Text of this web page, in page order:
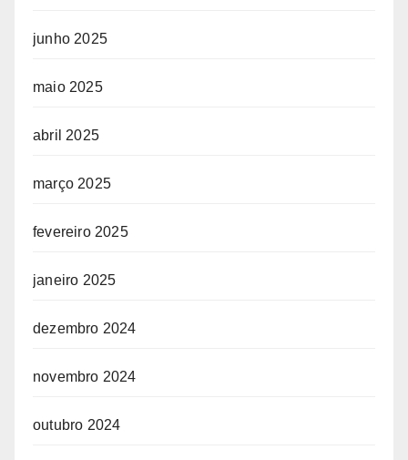
junho 2025
maio 2025
abril 2025
março 2025
fevereiro 2025
janeiro 2025
dezembro 2024
novembro 2024
outubro 2024